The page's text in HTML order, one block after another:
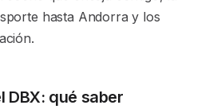
hasta Andorra y los
DBX: qué saber